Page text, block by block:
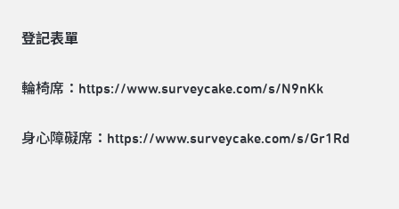
登記表單
輪椅席： https://www.surveycake.com/s/N9nKk
身心障礙席： https://www.surveycake.com/s/Gr1Rd